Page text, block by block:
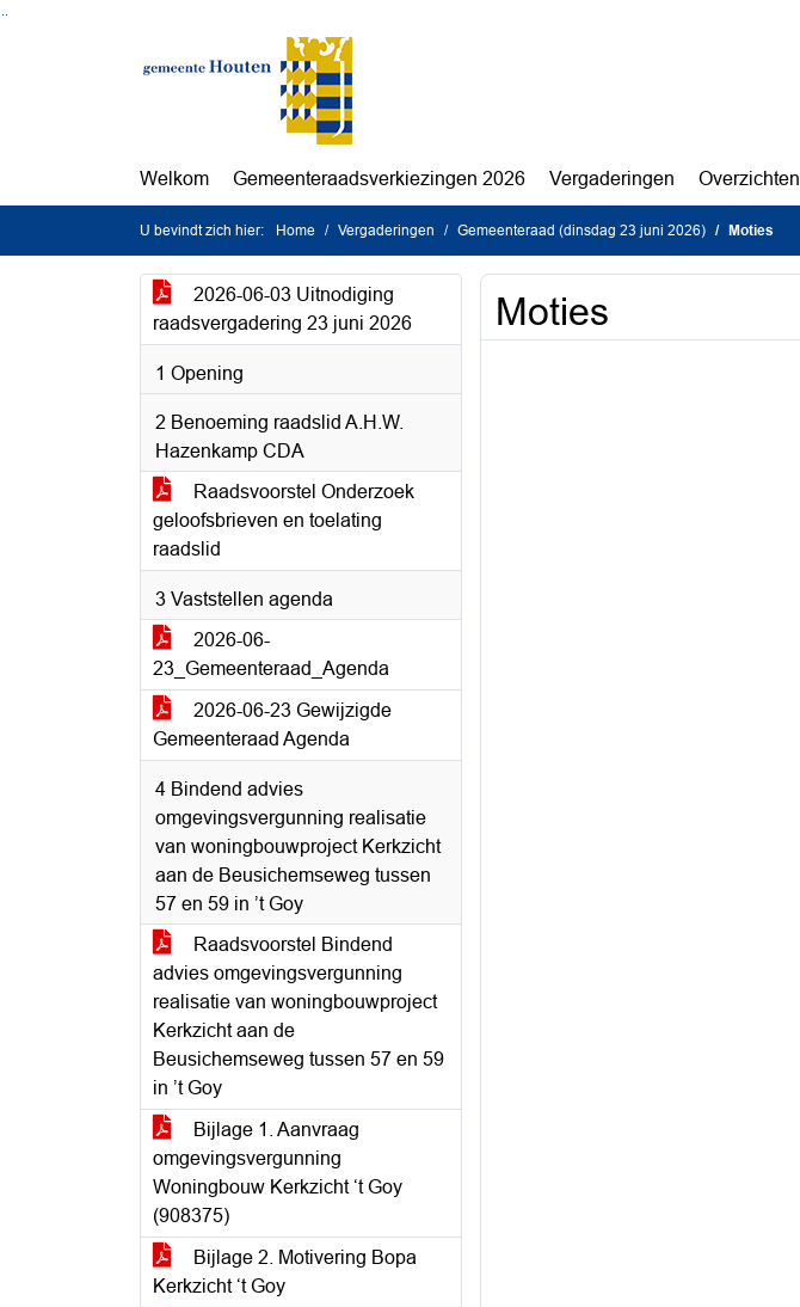
Welkom Gemeenteraadsverkiezingen 2026 Vergaderingen Overzichten
U bevindt zich hier: Home Vergaderingen Gemeenteraad (dinsdag 23 juni 2026) Moties
2026-06-03 Uitnodiging
raadsvergadering 23 juni 2026
1 Opening
2 Benoeming raadslid A.H.W.
Hazenkamp CDA
Raadsvoorstel Onderzoek
geloofsbrieven en toelating
raadslid
3 Vaststellen agenda
2026-06-
23_Gemeenteraad_Agenda
2026-06-23 Gewijzigde
Gemeenteraad Agenda
4 Bindend advies
omgevingsvergunning realisatie
van woningbouwproject Kerkzicht
aan de Beusichemseweg tussen
57 en 59 in ’t Goy
Raadsvoorstel Bindend
advies omgevingsvergunning
realisatie van woningbouwproject
Kerkzicht aan de
Beusichemseweg tussen 57 en 59
in ’t Goy
Bijlage 1. Aanvraag
omgevingsvergunning
Woningbouw Kerkzicht ‘t Goy
(908375)
Bijlage 2. Motivering Bopa
Kerkzicht ‘t Goy
Moties